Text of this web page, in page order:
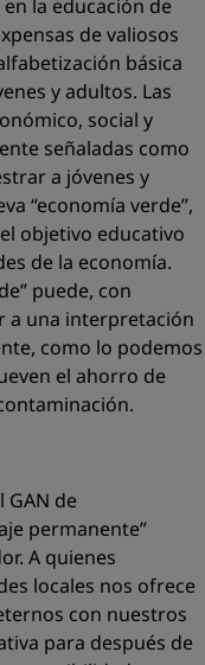
la educación de
de valiosos
básica
y adultos. Las
social y
señaladas como
a jóvenes y
“economía verde”,
objetivo educativo
de la economía.
puede, con
a una interpretación
como lo podemos
el ahorro de
de
permanente”
A quienes
locales nos ofrece
con nuestros
para después de